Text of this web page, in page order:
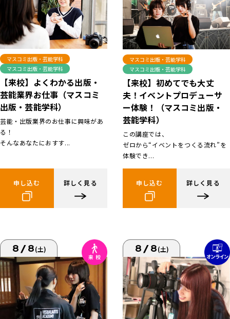
マスコミ出版・芸能学科
マスコミ出版・芸能学科
【来校】よくわかる出版・
芸能業界お仕事（マスコミ
出版・芸能学科）
芸能・出版業界のお仕事に興味があ
る！
そんなあなたにおすす...
申し込む 詳しく見る
マスコミ出版・芸能学科
マスコミ出版・芸能学科
【来校】初めてでも大丈
夫！イベントプロデューサ
ー体験！（マスコミ出版・
芸能学科）
この講座では、
ゼロから“イベントをつくる流れ”を
体験でき...
申し込む 詳しく見る
8/8(土) 8/8(土)